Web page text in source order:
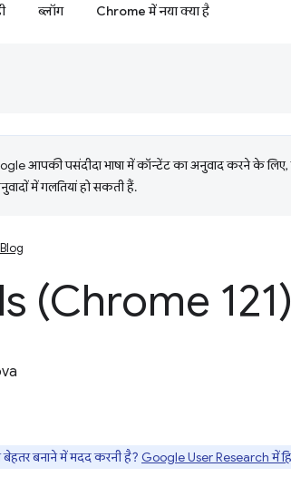
ब्लॉग Chrome में नया क्या है
आपकी पसंदीदा भाषा में कॉन्टेंट का अनुवाद करने के
में गलतियां हो सकती हैं.
Blog
(Chrome
बनाने में मदद करनी है? Google User Research में